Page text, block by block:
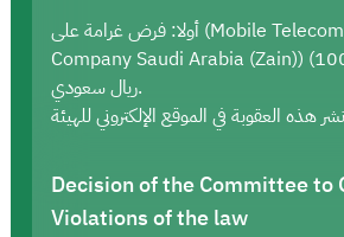
أولا: فرض غرامة على (Mobile Telecommunications
Company Saudi Arabia (Zain)) بمبلغ قدره (100,000)
ريال سعودي.
Decision of the Committee to
Violations of the law